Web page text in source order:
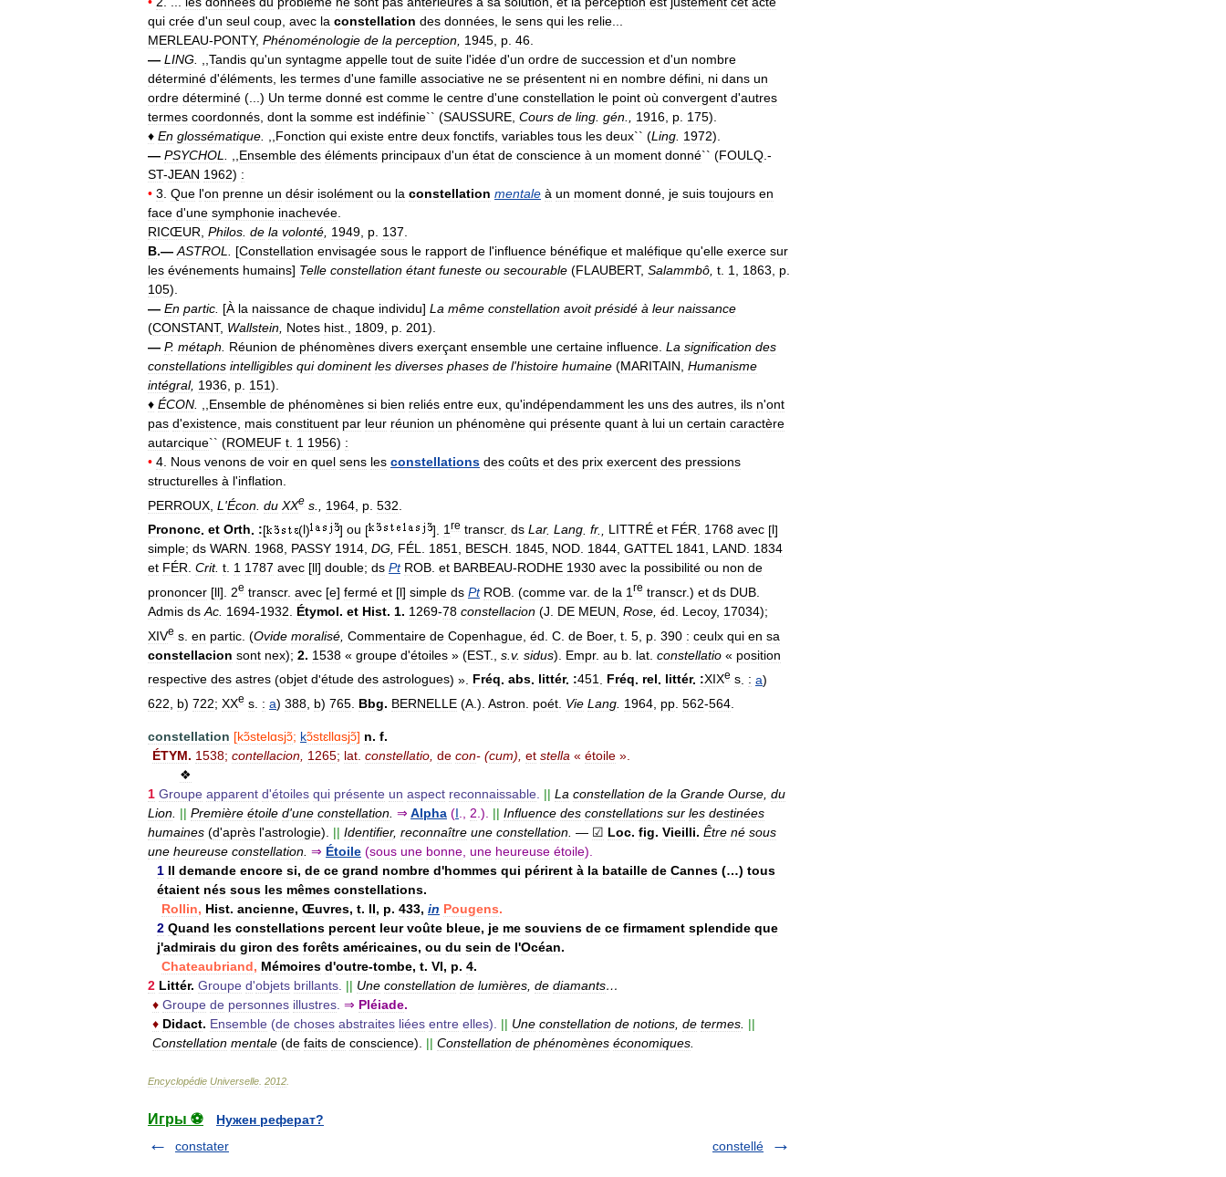
qui crée d'un seul coup avec la constellation des données le sens qui les relie
MERLEAU-PONTY, Phénoménologie de la perception 1945 p 46
— LING Tandis qu'un syntagme appelle tout de suite l'idée d'un ordre de succession et d'un nombre
déterminé d'éléments les termes d'une famille associative ne se présentent ni en nombre défini ni dans un
ordre déterminé (...) Un terme donné est comme le centre d'une constellation le point où convergent d'autres
termes coordonnés dont la somme est indéfinie`` (SAUSSURE Cours de ling gén 1916 p 175).
♦ En glossématique Fonction qui existe entre deux fonctifs variables tous les deux`` (Ling 1972).
— PSYCHOL Ensemble des éléments principaux d'un état de conscience à un moment donné`` (FOULQ .-
ST-JEAN 1962) :
• 3 Que l'on prenne un désir isolément ou la constellation mentale à un moment donné je suis toujours en
face d'une symphonie inachevée
RICŒUR Philos de la volonté 1949 p 137
B.— ASTROL [Constellation envisagée sous le rapport de l'influence bénéfique et maléfique qu'elle exerce sur
les événements humains] Telle constellation étant funeste ou secourable (FLAUBERT, Salammbô t 1 1863 p
105).
— En partic [À la naissance de chaque individu] La même constellation avoit présidé à leur naissance
(CONSTANT, Wallstein Notes hist 1809 p 201).
— P. métaph Réunion de phénomènes divers exerçant ensemble une certaine influence La signification des
constellations intelligibles qui dominent les diverses phases de l'histoire humaine (MARITAIN Humanisme
intégral, 1936 p 151).
♦ ÉCON Ensemble de phénomènes si bien reliés entre eux qu'indépendamment les uns des autres ils n'ont
pas d'existence mais constituent par leur réunion un phénomène qui présente quant à lui un certain caractère
autarcique`` (ROMEUF t 1 1956) :
• 4 Nous venons de voir en quel sens les constellations des coûts et des prix exercent des pressions
structurelles à l'inflation
PERROUX L 'Écon du XXe s 1964 p 532
Prononc. et Orth. :[ (l) ] ou [ ]. 1re transcr. ds Lar. Lang fr., LITTRÉ et FÉR 1768 avec [l]
simple; ds WARN. 1968, PASSY 1914, DG, FÉL. 1851, BESCH. 1845, NOD. 1844, GATTEL 1841, LAND. 1834
et FÉR. Crit. t. 1 1787 avec [ll] double; ds Pt ROB. et BARBEAU-RODHE 1930 avec la possibilité ou non de
prononcer [ll]. 2e transcr. avec [e] fermé et [l] simple ds Pt ROB . (comme var. de la 1 re transcr.) et ds DUB
Admis ds Ac 1694-1932 Étymol. et Hist. 1. 1269-78 constellacion (J DE MEUN Rose éd Lecoy, 17034);
XIVe s en partic . (Ovide moralisé Commentaire de Copenhague éd C de Boer, t 5 p 390 : ceulx qui en sa
constellacion sont nex); 2. 1538 « groupe d'étoiles » (EST., s v. sidus). Empr. au b lat constellatio « position
respective des astres (objet d'étude des astrologues) ». Fréq. abs. littér. :451 Fréq. rel. littér. :XIXe s : a)
622
b) 722; XXe s : a) 388 b) 765 Bbg. BERNELLE (A .). Astron poét Vie Lang 1964 pp 562-564
constellation [kɔ̃stelɑsjɔ̃; kɔ̃stɛllɑsjɔ̃] n. f.
ÉTYM. 1538; contellacion 1265; lat constellatio de con- (cum), et stella « étoile ».
❖
1 Groupe apparent d'étoiles qui présente un aspect reconnaissable || La constellation de la Grande Ourse du
Lion || Première étoile d'une constellation ⇒ Alpha (I 2 .). || Influence des constellations sur les destinées
humaines (d'après l'astrologie). || Identifier, reconnaître une constellation — ☑ Loc. fig. Vieilli. Être né sous
une heureuse constellation ⇒ Étoile (sous une bonne une heureuse étoile).
1 Il demande encore si, de ce grand nombre d'hommes qui périrent à la bataille de Cannes (…) tous
étaient nés sous les mêmes constellations.
Rollin, Hist. ancienne, Œuvres, t. II, p. 433, in Pougens.
2 Quand les constellations percent leur voûte bleue, je me souviens de ce firmament splendide que
j'admirais du giron des forêts américaines, ou du sein de l'Océan.
Chateaubriand, Mémoires d'outre-tombe, t. VI, p. 4.
2 Littér. Groupe d'objets brillants || Une constellation de lumières de diamants…
♦ Groupe de personnes illustres ⇒ Pléiade.
♦ Didact. Ensemble (de choses abstraites liées entre elles). || Une constellation de notions de termes ||
Constellation mentale (de faits de conscience). || Constellation de phénomènes économiques
Encyclopédie Universelle 2012
Игры ⚽
Нужен реферат?
constater
constellé